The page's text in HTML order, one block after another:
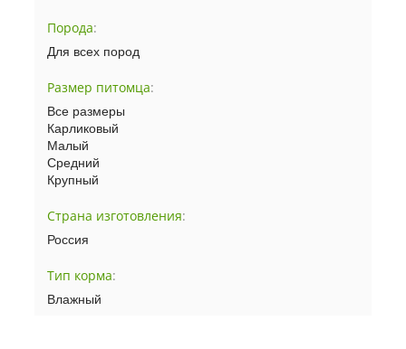
Порода:
Для всех пород
Размер питомца:
Все размеры
Карликовый
Малый
Средний
Крупный
Страна изготовления:
Россия
Тип корма:
Влажный